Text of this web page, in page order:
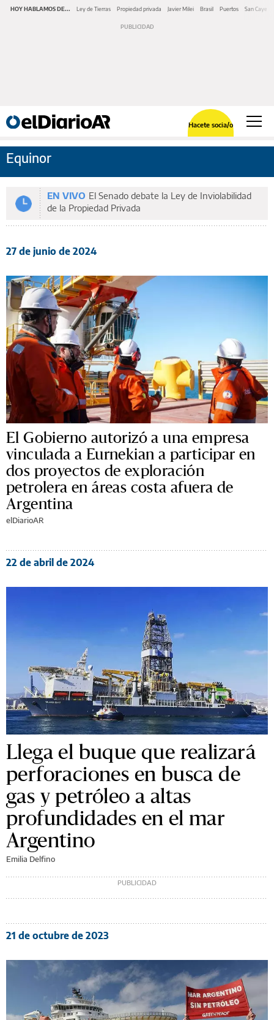
HOY HABLAMOS DE... Ley de Tierras Propiedad privada Javier Milei Brasil Puertos San
Hacete socia/o
Equinor
EN VIVO El Senado debate la Ley de Inviolabilidad
de la Propiedad Privada
27 de junio de 2024
El Gobierno autorizó a una empresa
vinculada a Eurnekian a participar en
dos proyectos de exploración
petrolera en áreas costa afuera de
Argentina
elDiarioAR
22 de abril de 2024
Llega el buque que realizará
perforaciones en busca de
gas y petróleo a altas
profundidades en el mar
Argentino
Emilia Delfino
21 de octubre de 2023